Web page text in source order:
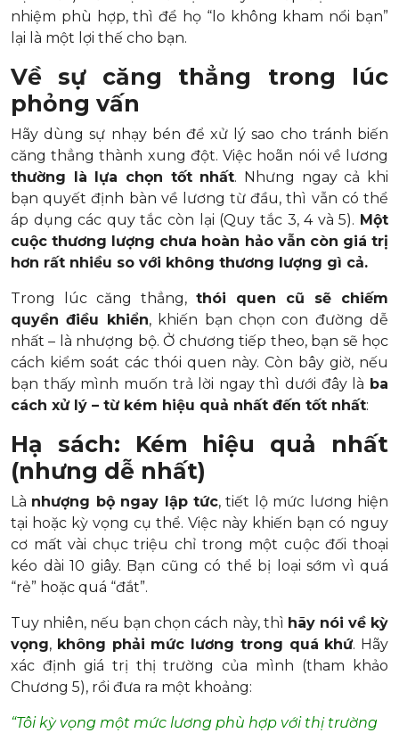
nhiệm phù hợp, thì để họ “lo không kham nổi bạn”
lại là một lợi thế cho bạn.
Về sự căng thẳng trong lúc
phỏng vấn
Hãy dùng sự nhạy bén để xử lý sao cho tránh biến
căng thẳng thành xung đột. Việc hoãn nói về lương
thường là lựa chọn tốt nhất. Nhưng ngay cả khi
bạn quyết định bàn về lương từ đầu, thì vẫn có thể
áp dụng các quy tắc còn lại (Quy tắc 3, 4 và 5). Một
cuộc thương lượng chưa hoàn hảo vẫn còn giá trị
hơn rất nhiều so với không thương lượng gì cả.
Trong lúc căng thẳng, thói quen cũ sẽ chiếm
quyền điều khiển, khiến bạn chọn con đường dễ
nhất – là nhượng bộ. Ở chương tiếp theo, bạn sẽ học
cách kiểm soát các thói quen này. Còn bây giờ, nếu
bạn thấy mình muốn trả lời ngay thì dưới đây là ba
cách xử lý – từ kém hiệu quả nhất đến tốt nhất:
Hạ sách: Kém hiệu quả nhất
(nhưng dễ nhất)
Là nhượng bộ ngay lập tức, tiết lộ mức lương hiện
tại hoặc kỳ vọng cụ thể. Việc này khiến bạn có nguy
cơ mất vài chục triệu chỉ trong một cuộc đối thoại
kéo dài 10 giây. Bạn cũng có thể bị loại sớm vì quá
“rẻ” hoặc quá “đắt”.
Tuy nhiên, nếu bạn chọn cách này, thì hãy nói về kỳ
vọng, không phải mức lương trong quá khứ. Hãy
xác định giá trị thị trường của mình (tham khảo
Chương 5), rồi đưa ra một khoảng:
“Tôi kỳ vọng một mức lương phù hợp với thị trường